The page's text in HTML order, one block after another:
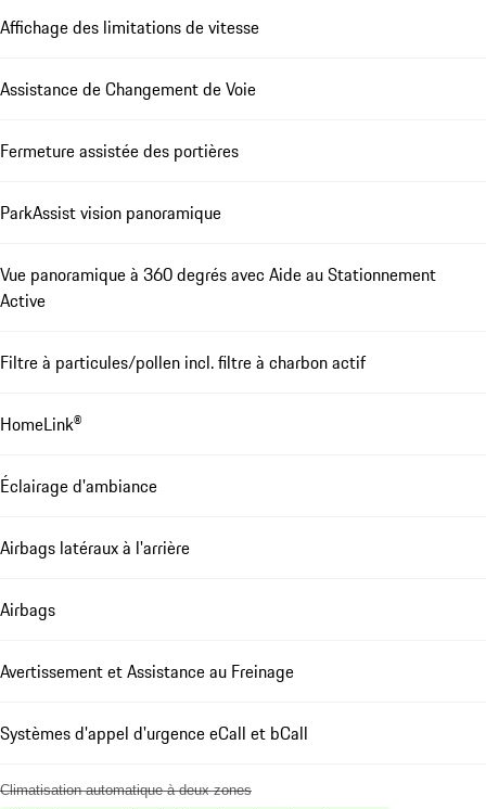
Affichage des limitations de vitesse
Assistance de Changement de Voie
Fermeture assistée des portières
ParkAssist vision panoramique
Vue panoramique à 360 degrés avec Aide au Stationnement
Active
Filtre à particules/pollen incl. filtre à charbon actif
HomeLink®
Éclairage d'ambiance
Airbags latéraux à l'arrière
Airbags
Avertissement et Assistance au Freinage
Systèmes d'appel d'urgence eCall et bCall
Climatisation automatique à deux zones